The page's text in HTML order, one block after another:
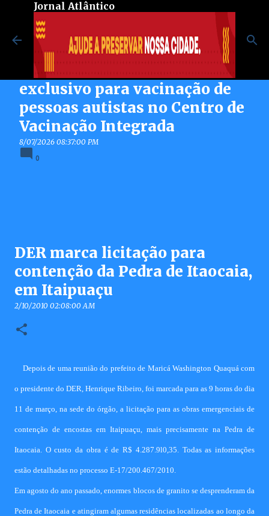
Pular para o conteúdo principal
Jornal Atlântico
Maricá inaugura espaço
exclusivo para vacinação de
pessoas autistas no Centro de
Vacinação Integrada
8/07/2026 08:37:00 PM
0
DER marca licitação para
contenção da Pedra de Itaocaia,
em Itaipuaçu
2/10/2010 02:08:00 AM
Depois de uma reunião do prefeito de Maricá Washington Quaquá com
o presidente do DER, Henrique Ribeiro, foi marcada para as 9 horas do dia
11 de março, na sede do órgão, a licitação para as obras emergenciais de
contenção de encostas em Itaipuaçu, mais precisamente na Pedra de
Itaocaia. O custo da obra é de R$ 4.287.9l0,35. Todas as informações
estão detalhadas no processo E-17/200.467/2010.
Em agosto do ano passado, enormes blocos de granito se desprenderam da
Pedra de Itaocaia e atingiram algumas residências localizadas ao longo da